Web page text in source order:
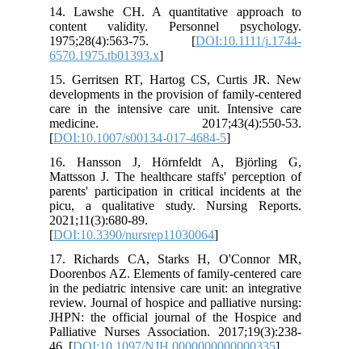
14. Lawshe CH. A quantitative approach to
content validity. Personnel psychology.
1975;28(4):563-75. [DOI:10.1111/j.1744-
6570.1975.tb01393.x
15. Gerritsen RT, Hartog CS, Curtis JR. New
developments in the provision of family-centered
care in the intensive care unit. Intensive care
medicine. 2017;43(4):550-53.
[DOI:10.1007/s00134-017-4684-5
16. Hansson J, Hörnfeldt A, Björling G,
Mattsson J. The healthcare staffs' perception of
parents' participation in critical incidents at the
picu, a qualitative study. Nursing Reports.
2021;11(3):680-89.
[DOI:10.3390/nursrep11030064
17. Richards CA, Starks H, O'Connor MR,
Doorenbos AZ. Elements of family-centered care
in the pediatric intensive care unit: an integrative
review. Journal of hospice and palliative nursing:
JHPN: the official journal of the Hospice and
Palliative Nurses Association. 2017;19(3):238-
46. [DOI:10.1097/NJH.0000000000000335